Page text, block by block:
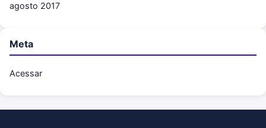
agosto 2017
Meta
Acessar